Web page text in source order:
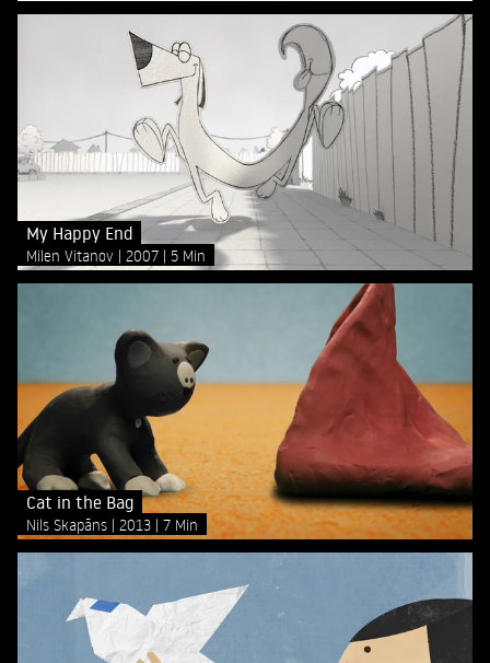
My Happy End
Milen Vitanov 2007 5 Min
Cat in the Bag
Nils Skapāns 2013 7 Min